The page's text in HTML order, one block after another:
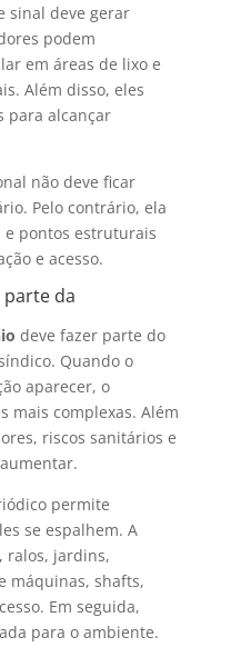
sinal deve gerar
podem
em áreas de lixo e
Além disso, eles
para alcançar
não deve ficar
Pelo contrário, ela
pontos estruturais
e acesso.
parte da
deve fazer parte do
Quando o
aparecer, o
mais complexas. Além
riscos sanitários e
permite
se espalhem. A
ralos, jardins,
máquinas, shafts,
Em seguida,
para o ambiente.